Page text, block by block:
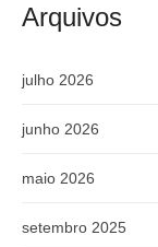
Arquivos
julho 2026
junho 2026
maio 2026
setembro 2025